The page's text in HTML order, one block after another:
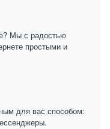
Мы с радостью
простыми и
для вас способом: